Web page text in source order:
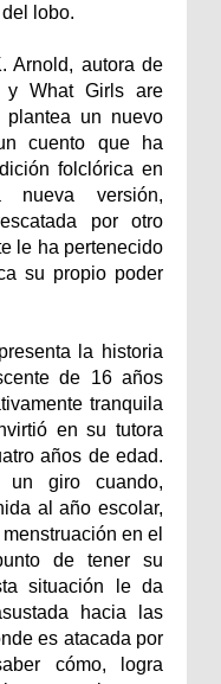
lobo.
Arnold, autora de
y What Girls are
plantea un nuevo
cuento que ha
folclórica en
nueva versión,
por otro
le ha pertenecido
su propio poder
la historia
de 16 años
tranquila
en su tutora
años de edad.
giro cuando,
al año escolar,
en el
de tener su
situación le da
hacia las
es atacada por
cómo, logra